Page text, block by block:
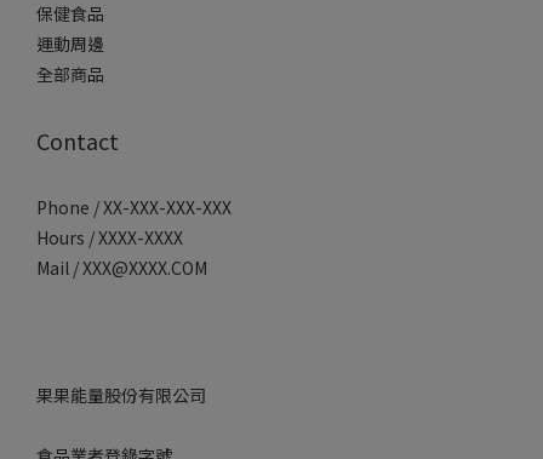
保健食品
運動周邊
全部商品
Contact
Phone / XX-XXX-XXX-XXX
Hours / XXXX-XXXX
Mail / XXX@XXXX.COM
果果能量股份有限公司